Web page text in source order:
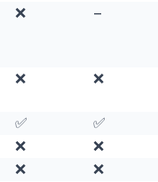
❌ –
❌ ❌
✅
✅
❌
❌
❌
❌